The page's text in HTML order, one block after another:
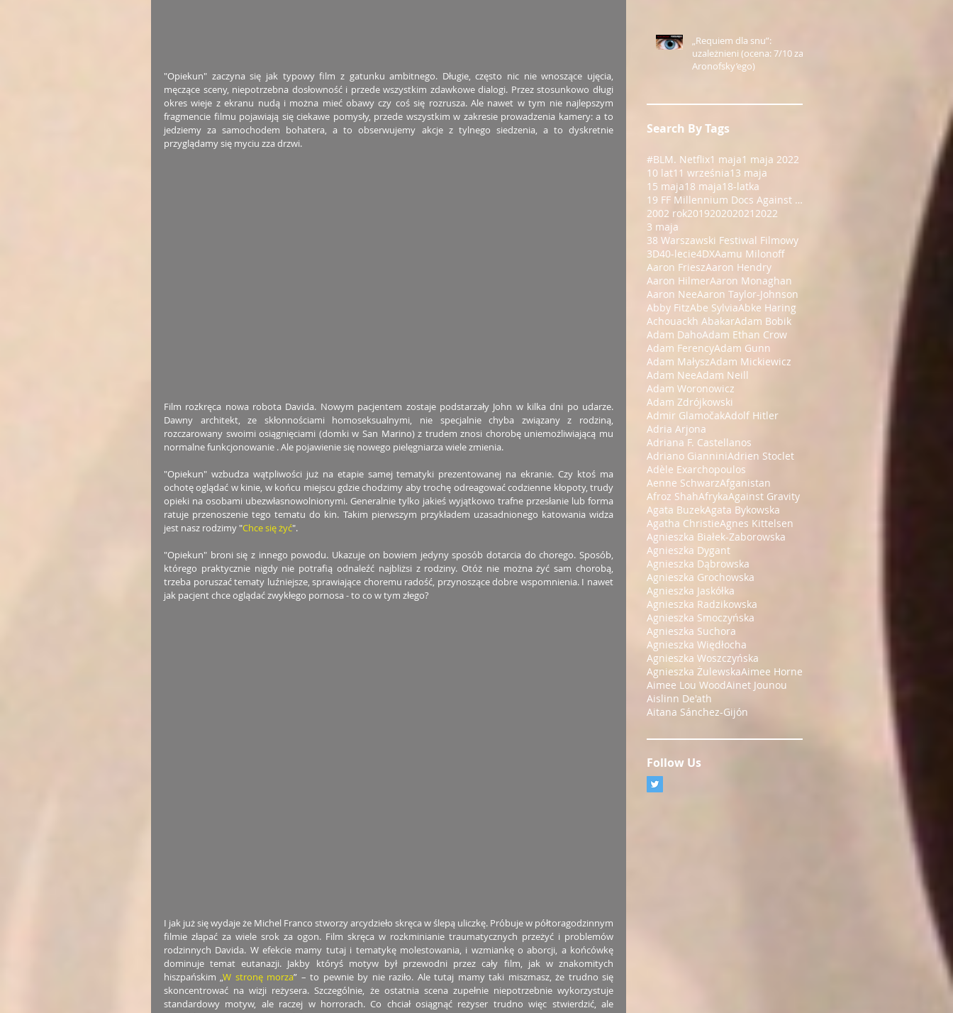
"Opiekun" zaczyna się jak typowy film z gatunku ambitnego. Długie, często nic nie wnoszące ujęcia,
męczące sceny, niepotrzebna dosłowność i przede wszystkim zdawkowe dialogi. Przez stosunkowo długi
okres wieje z ekranu nudą i można mieć obawy czy coś się rozrusza. Ale nawet w tym nie najlepszym
fragmencie filmu pojawiają się ciekawe pomysły, przede wszystkim w zakresie prowadzenia kamery: a to
jedziemy za samochodem bohatera, a to obserwujemy akcje z tylnego siedzenia, a to dyskretnie
przyglądamy się myciu zza drzwi.
Film rozkręca nowa robota Davida. Nowym pacjentem zostaje podstarzały John w kilka dni po udarze.
Dawny architekt, ze skłonnościami homoseksualnymi, nie specjalnie chyba związany z rodziną,
rozczarowany swoimi osiągnięciami (domki w San Marino) z trudem znosi chorobę uniemożliwiającą mu
normalne funkcjonowanie . Ale pojawienie się nowego pielęgniarza wiele zmienia.
"Opiekun" wzbudza wątpliwości już na etapie samej tematyki prezentowanej na ekranie. Czy ktoś ma
ochotę oglądać w kinie, w końcu miejscu gdzie chodzimy aby trochę odreagować codzienne kłopoty, trudy
opieki na osobami ubezwłasnowolnionymi. Generalnie tylko jakieś wyjątkowo trafne przesłanie lub forma
ratuje przenoszenie tego tematu do kin. Takim pierwszym przykładem uzasadnionego katowania widza
jest nasz rodzimy "Chce się żyć".
"Opiekun" broni się z innego powodu. Ukazuje on bowiem jedyny sposób dotarcia do chorego. Sposób,
którego praktycznie nigdy nie potrafią odnaleźć najbliżsi z rodziny. Otóż nie można żyć sam chorobą,
trzeba poruszać tematy luźniejsze, sprawiające choremu radość, przynoszące dobre wspomnienia. I nawet
jak pacjent chce oglądać zwykłego pornosa - to co w tym złego?
I jak już się wydaje że Michel Franco stworzy arcydzieło skręca w ślepą uliczkę. Próbuje w półtoragodzinnym
filmie złapać za wiele srok za ogon. Film skręca w rozkminianie traumatycznych przeżyć i problemów
rodzinnych Davida. W efekcie mamy tutaj i tematykę molestowania, i wzmiankę o aborcji, a końcówkę
dominuje temat eutanazji. Jakby któryś motyw był przewodni przez cały film, jak w znakomitych
hiszpańskim „W stronę morza” – to pewnie by nie raziło. Ale tutaj mamy taki miszmasz, że trudno się
skoncentrować na wizji reżysera. Szczególnie, że ostatnia scena zupełnie niepotrzebnie wykorzystuje
standardowy motyw, ale raczej w horrorach. Co chciał osiągnąć reżyser trudno więc stwierdzić, ale
„Requiem dla snu”:
uzależnieni (ocena: 7/10 za
Aronofsky’ego)
Search By Tags
#BLM. Netflix1 maja1 maja 2022
10 lat11 września13 maja
15 maja18 maja18-latka
19 FF Millennium Docs Against Gravity!
2002 rok201920202021 2022
3 maja
38 Warszawski Festiwal Filmowy
3D40-lecie4DXAamu Milonoff
Aaron FrieszAaron Hendry
Aaron HilmerAaron Monaghan
Aaron NeeAaron Taylor-Johnson
Abby FitzAbe SylviaAbke Haring
Achouackh AbakarAdam Bobik
Adam DahoAdam Ethan Crow
Adam FerencyAdam Gunn
Adam MałyszAdam Mickiewicz
Adam NeeAdam Neill
Adam Woronowicz
Adam Zdrójkowski
Admir GlamočakAdolf Hitler
Adria Arjona
Adriana F. Castellanos
Adriano GianniniAdrien Stoclet
Adèle Exarchopoulos
Aenne SchwarzAfganistan
Afroz ShahAfrykaAgainst Gravity
Agata BuzekAgata Bykowska
Agatha ChristieAgnes Kittelsen
Agnieszka Białek-Zaborowska
Agnieszka Dygant
Agnieszka Dąbrowska
Agnieszka Grochowska
Agnieszka Jaskółka
Agnieszka Radzikowska
Agnieszka Smoczyńska
Agnieszka Suchora
Agnieszka Więdłocha
Agnieszka Woszczyńska
Agnieszka ŻulewskaAimee Horne
Aimee Lou WoodAinet Jounou
Aislinn De'ath
Aitana Sánchez-Gijón
Follow Us